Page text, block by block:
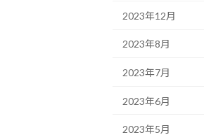
2023年12月
2023年8月
2023年7月
2023年6月
2023年5月